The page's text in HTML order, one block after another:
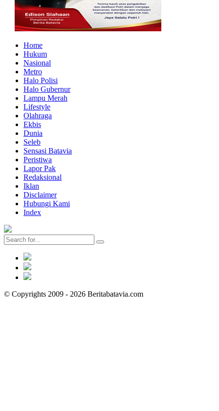
Home
Hukum
Nasional
Metro
Halo Polisi
Halo Gubernur
Lampu Merah
Lifestyle
Olahraga
Ekbis
Dunia
Seleb
Sensasi Batavia
Peristiwa
Lapor Pak
Redaksional
Iklan
Disclaimer
Hubungi Kami
Index
© Copyrights 2009 - 2026 Beritabatavia.com